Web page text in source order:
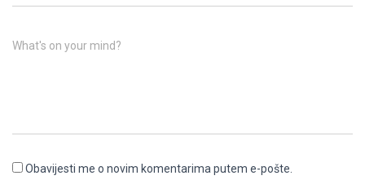
What's on your mind?
Obavijesti me o novim komentarima putem e-pošte.